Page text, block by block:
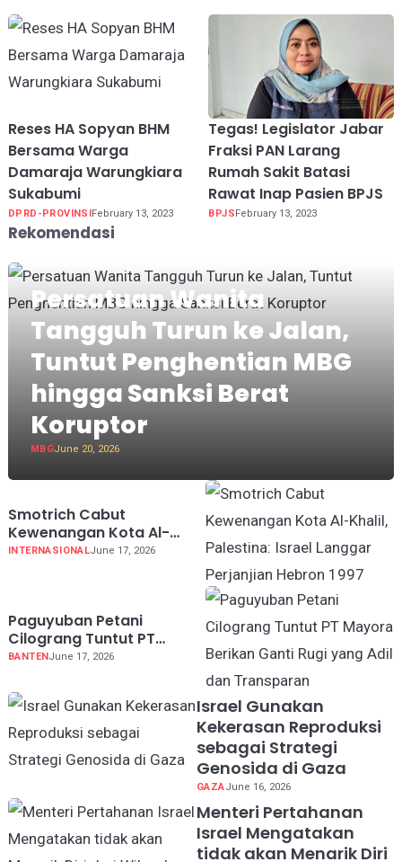
Reses HA Sopyan BHM
Bersama Warga
Damaraja Warungkiara
Sukabumi
DPRD-PROVINSIFebruary 13, 2023
Tegas! Legislator Jabar
Fraksi PAN Larang
Rumah Sakit Batasi
Rawat Inap Pasien BPJS
BPJSFebruary 13, 2023
Rekomendasi
Persatuan Wanita
Tangguh Turun ke Jalan,
Tuntut Penghentian MBG
hingga Sanksi Berat
Koruptor
MBGJune 20, 2026
Smotrich Cabut
Kewenangan Kota Al-
Khalil, Palestina: Israel
INTERNASIONALJune 17, 2026
Paguyuban Petani
Cilograng Tuntut PT
Mayora Berikan Ganti Rugi
BANTEN June 17, 2026
Israel Gunakan
Kekerasan Reproduksi
sebagai Strategi
Genosida di Gaza
GAZAJune 16, 2026
Menteri Pertahanan
Israel Mengatakan
tidak akan Menarik Diri